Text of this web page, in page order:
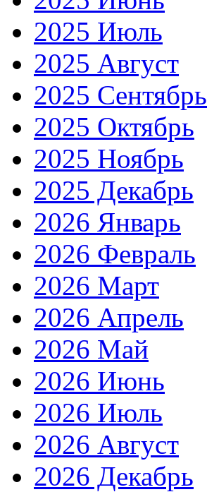
2025 Июль
2025 Август
2025 Сентябрь
2025 Октябрь
2025 Ноябрь
2025 Декабрь
2026 Январь
2026 Февраль
2026 Март
2026 Апрель
2026 Май
2026 Июнь
2026 Июль
2026 Август
2026 Декабрь